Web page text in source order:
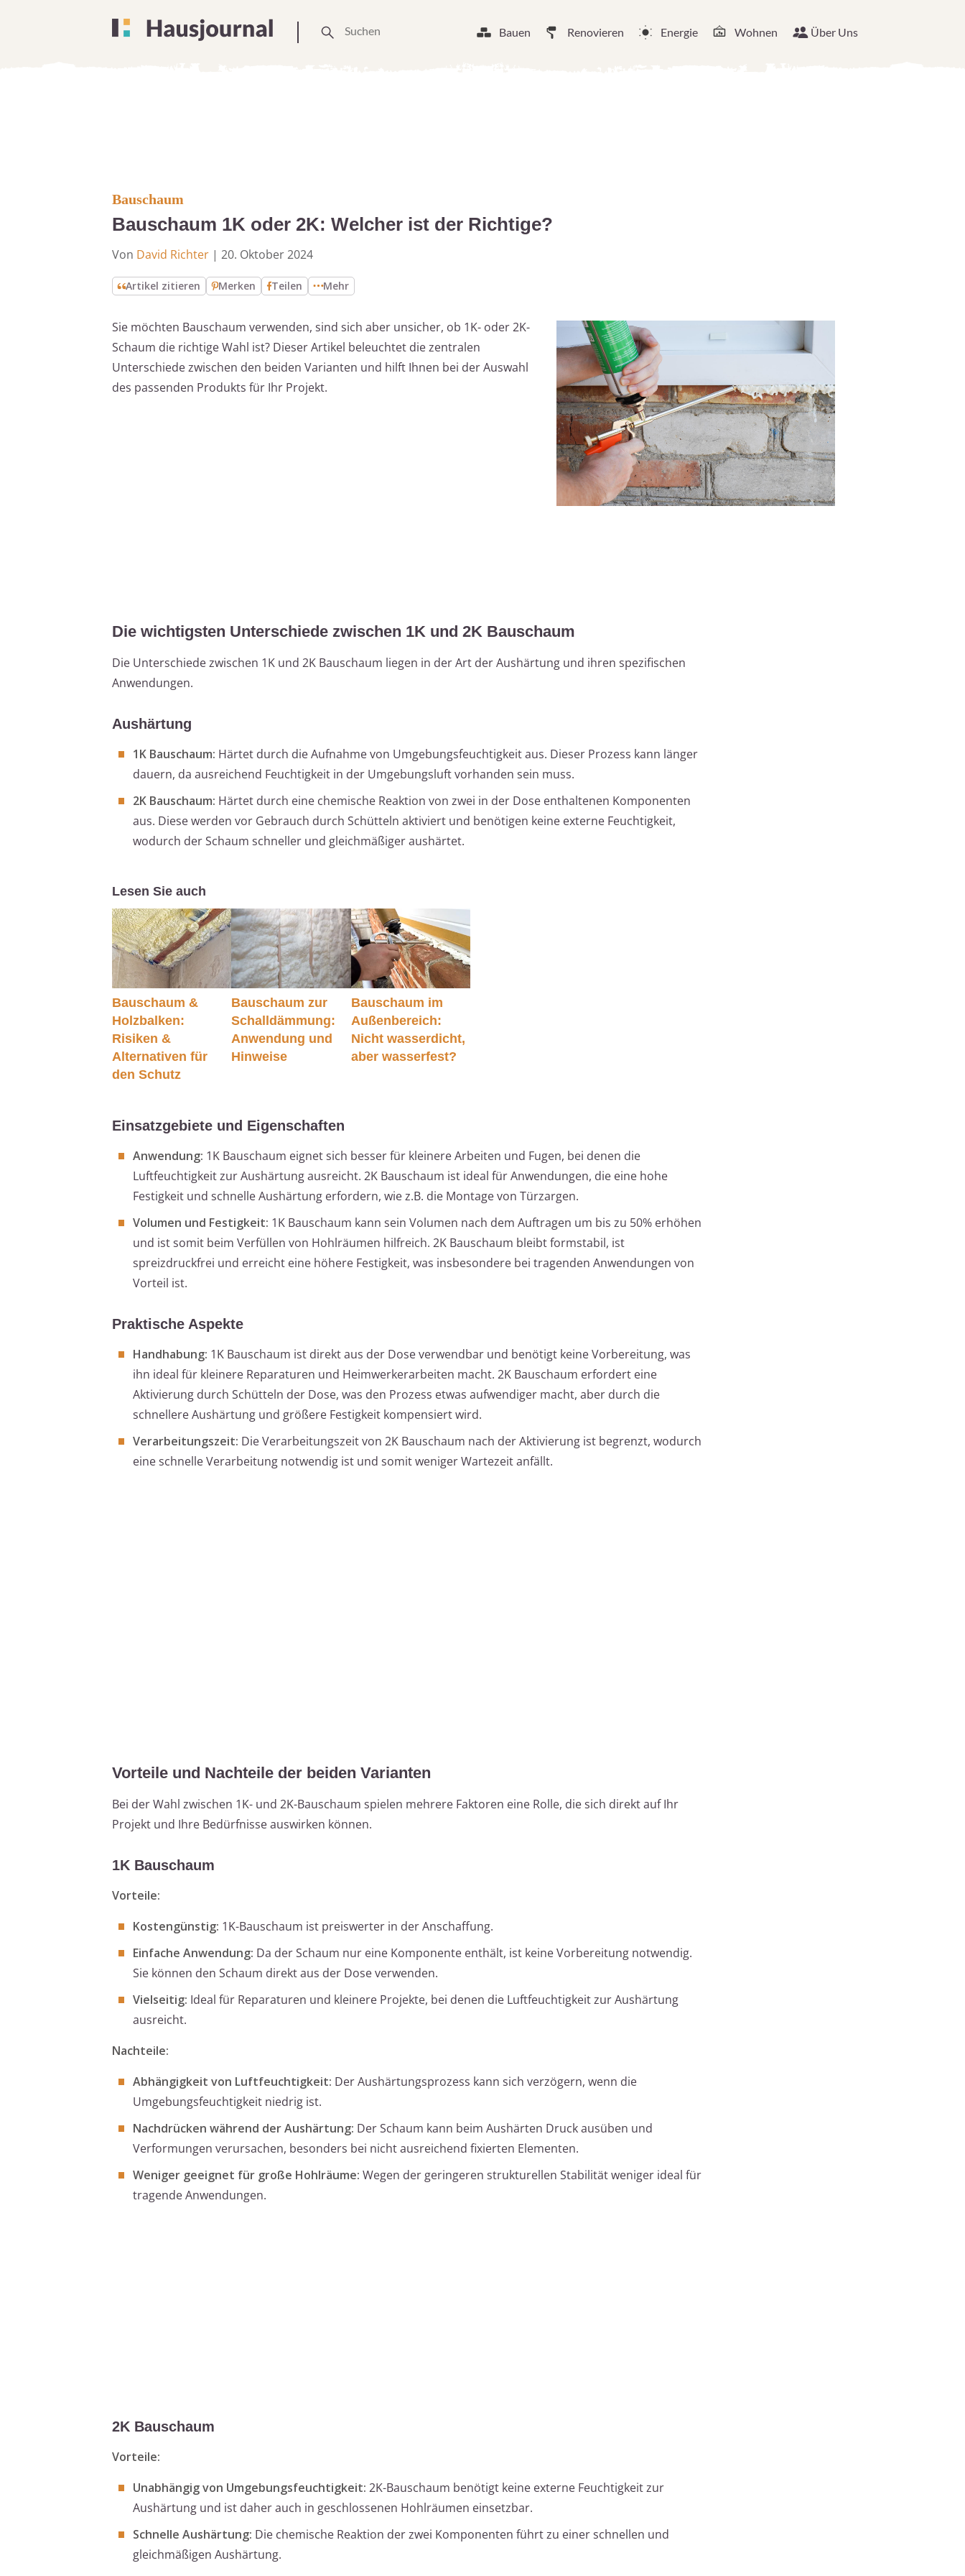
Bauen Renovieren Energie Wohnen Über Uns
Bauschaum
Bauschaum 1K oder 2K: Welcher ist der Richtige?
Von David Richter | 20. Oktober 2024
Artikel zitieren Merken Teilen Mehr
Sie möchten Bauschaum verwenden, sind sich aber unsicher, ob 1K- oder 2K-
Schaum die richtige Wahl ist? Dieser Artikel beleuchtet die zentralen
Unterschiede zwischen den beiden Varianten und hilft Ihnen bei der Auswahl
des passenden Produkts für Ihr Projekt.
Die wichtigsten Unterschiede zwischen 1K und 2K Bauschaum
Die Unterschiede zwischen 1K und 2K Bauschaum liegen in der Art der Aushärtung und ihren spezifischen
Anwendungen.
Aushärtung
1K Bauschaum: Härtet durch die Aufnahme von Umgebungsfeuchtigkeit aus. Dieser Prozess kann länger
dauern, da ausreichend Feuchtigkeit in der Umgebungsluft vorhanden sein muss.
2K Bauschaum: Härtet durch eine chemische Reaktion von zwei in der Dose enthaltenen Komponenten
aus. Diese werden vor Gebrauch durch Schütteln aktiviert und benötigen keine externe Feuchtigkeit,
wodurch der Schaum schneller und gleichmäßiger aushärtet.
Lesen Sie auch
Bauschaum &
Holzbalken:
Risiken &
Alternativen für
den Schutz
Bauschaum zur
Schalldämmung:
Anwendung und
Hinweise
Bauschaum im
Außenbereich:
Nicht wasserdicht,
aber wasserfest?
Einsatzgebiete und Eigenschaften
Anwendung: 1K Bauschaum eignet sich besser für kleinere Arbeiten und Fugen, bei denen die
Luftfeuchtigkeit zur Aushärtung ausreicht. 2K Bauschaum ist ideal für Anwendungen, die eine hohe
Festigkeit und schnelle Aushärtung erfordern, wie z.B. die Montage von Türzargen.
Volumen und Festigkeit: 1K Bauschaum kann sein Volumen nach dem Auftragen um bis zu 50% erhöhen
und ist somit beim Verfüllen von Hohlräumen hilfreich. 2K Bauschaum bleibt formstabil, ist
spreizdruckfrei und erreicht eine höhere Festigkeit, was insbesondere bei tragenden Anwendungen von
Vorteil ist.
Praktische Aspekte
Handhabung: 1K Bauschaum ist direkt aus der Dose verwendbar und benötigt keine Vorbereitung, was
ihn ideal für kleinere Reparaturen und Heimwerkerarbeiten macht. 2K Bauschaum erfordert eine
Aktivierung durch Schütteln der Dose, was den Prozess etwas aufwendiger macht, aber durch die
schnellere Aushärtung und größere Festigkeit kompensiert wird.
Verarbeitungszeit: Die Verarbeitungszeit von 2K Bauschaum nach der Aktivierung ist begrenzt, wodurch
eine schnelle Verarbeitung notwendig ist und somit weniger Wartezeit anfällt.
Vorteile und Nachteile der beiden Varianten
Bei der Wahl zwischen 1K- und 2K-Bauschaum spielen mehrere Faktoren eine Rolle, die sich direkt auf Ihr
Projekt und Ihre Bedürfnisse auswirken können.
1K Bauschaum
Vorteile:
Kostengünstig: 1K-Bauschaum ist preiswerter in der Anschaffung.
Einfache Anwendung: Da der Schaum nur eine Komponente enthält, ist keine Vorbereitung notwendig.
Sie können den Schaum direkt aus der Dose verwenden.
Vielseitig: Ideal für Reparaturen und kleinere Projekte, bei denen die Luftfeuchtigkeit zur Aushärtung
ausreicht.
Nachteile:
Abhängigkeit von Luftfeuchtigkeit: Der Aushärtungsprozess kann sich verzögern, wenn die
Umgebungsfeuchtigkeit niedrig ist.
Nachdrücken während der Aushärtung: Der Schaum kann beim Aushärten Druck ausüben und
Verformungen verursachen, besonders bei nicht ausreichend fixierten Elementen.
Weniger geeignet für große Hohlräume: Wegen der geringeren strukturellen Stabilität weniger ideal für
tragende Anwendungen.
2K Bauschaum
Vorteile:
Unabhängig von Umgebungsfeuchtigkeit: 2K-Bauschaum benötigt keine externe Feuchtigkeit zur
Aushärtung und ist daher auch in geschlossenen Hohlräumen einsetzbar.
Schnelle Aushärtung: Die chemische Reaktion der zwei Komponenten führt zu einer schnellen und
gleichmäßigen Aushärtung.